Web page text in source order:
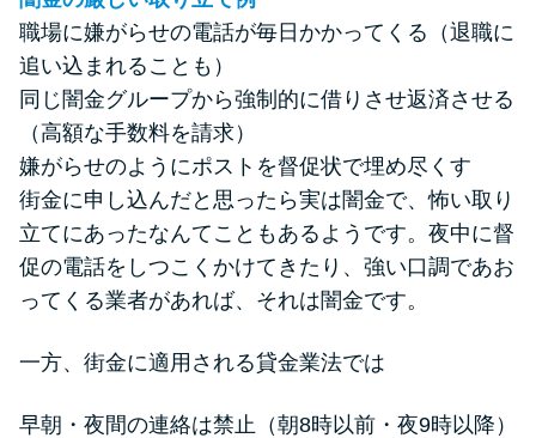
職場に嫌がらせの電話が毎日かかってくる（退職に
追い込まれることも）
同じ闇金グループから強制的に借りさせ返済させる
（高額な手数料を請求）
嫌がらせのようにポストを督促状で埋め尽くす
街金に申し込んだと思ったら実は闇金で、怖い取り
立てにあったなんてこともあるようです。夜中に督
促の電話をしつこくかけてきたり、強い口調であお
ってくる業者があれば、それは闇金です。
一方、街金に適用される貸金業法では
早朝・夜間の連絡は禁止（朝8時以前・夜9時以降）